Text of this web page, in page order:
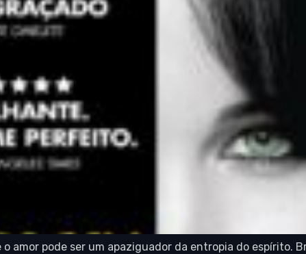
amor pode ser um apaziguador da entropia do espírito.